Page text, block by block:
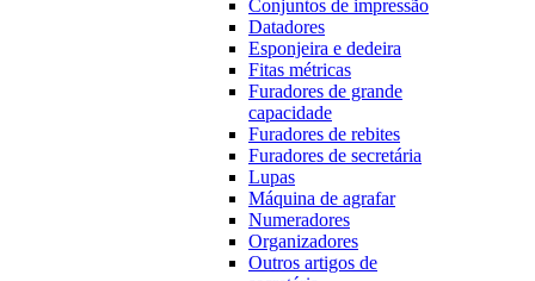
Conjuntos de impressão
Datadores
Esponjeira e dedeira
Fitas métricas
Furadores de grande
capacidade
Furadores de rebites
Furadores de secretária
Lupas
Máquina de agrafar
Numeradores
Organizadores
Outros artigos de